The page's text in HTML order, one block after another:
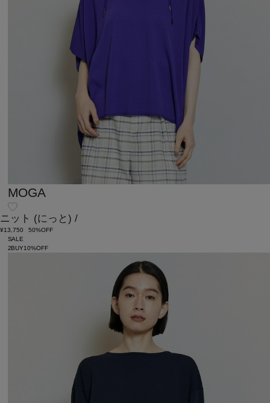
MOGA
ニット (にっと) /
¥13,750
50%OFF
SALE
2BUY10%OFF